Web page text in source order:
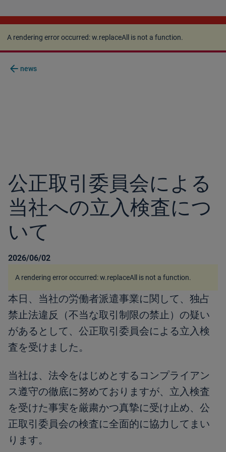
A rendering error occurred:w.replaceAll is not a
function.
A rendering error occurred:w.replaceAll is not a function.
arrow_back news
公正取引委員会による
当社への立入検査につ
いて
2026/06/02
本日、当社の労働者派遣事業に関して、独占
禁止法違反（不当な取引制限の禁止）の疑い
があるとして、公正取引委員会による立入検
査を受けました。
当社は、法令をはじめとするコンプライアン
ス遵守の徹底に努めておりますが、立入検査
を受けた事実を厳粛かつ真摯に受け止め、公
正取引委員会の検査に全面的に協力してまい
ります。
A rendering error occurred:w.replaceAll is not a function.